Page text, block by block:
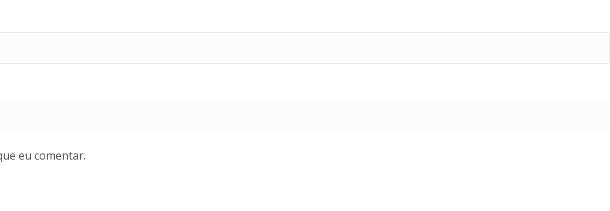
eu comentar.